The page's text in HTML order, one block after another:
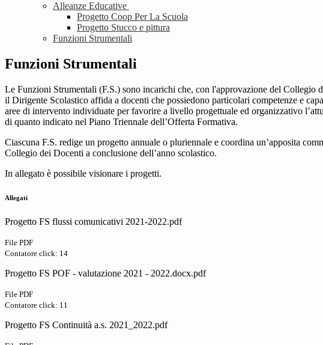
Alleanze Educative
Progetto Coop Per La Scuola
Progetto Stucco e pittura
Funzioni Strumentali
Funzioni Strumentali
Le Funzioni Strumentali (F.S.) sono incarichi che, con l'approvazione del Collegio
il Dirigente Scolastico affida a docenti che possiedono particolari competenze e
aree di intervento individuate per favorire a livello progettuale ed organizzativo
di quanto indicato nel Piano Triennale dell’Offerta Formativa.
Ciascuna F.S. redige un progetto annuale o pluriennale e coordina un’apposita
Collegio dei Docenti a conclusione dell’anno scolastico.
In allegato è possibile visionare i progetti.
Allegati
Progetto FS flussi comunicativi 2021-2022.pdf
File PDF
Contatore click: 14
Progetto FS POF - valutazione 2021 - 2022.docx.pdf
File PDF
Contatore click: 11
Progetto FS Continuità a.s. 2021_2022.pdf